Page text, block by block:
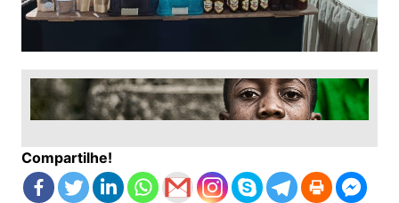
Compartilhe!